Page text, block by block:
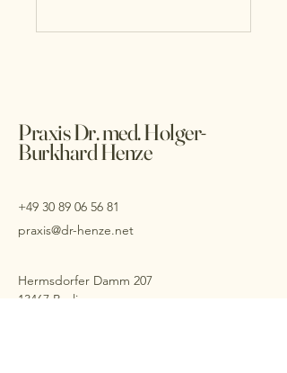
Praxis Dr. med. Holger-
Burkhard Henze
+49 30 89 06 56 81
praxis@dr-henze.net
Hermsdorfer Damm 207
13467 Berlin